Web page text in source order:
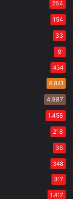
264
154
33
9
434
6.841
4.987
1.458
218
36
348
317
1.417